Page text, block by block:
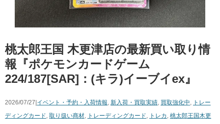
桃太郎王国 木更津店の最新買い取り情
報『ポケモンカードゲーム
224/187[SAR]：(キラ)イーブイex』
2026/07/27| イベント・予約・入荷情報, 新入荷・買取実績, 買取強化中, トレー
ディングカード, 取り扱い商材, トレーディングカード, トレカ , 桃太郎王国木更